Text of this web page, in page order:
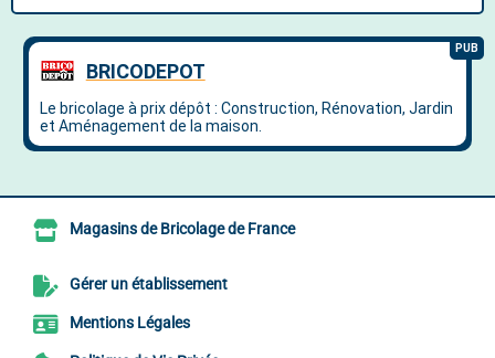
Magasins de Bricolage de France
Gérer un établissement
Mentions Légales